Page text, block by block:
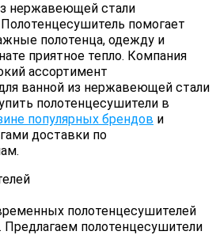
нержавеющей стали
помогает
полотенца, одежду и
приятное тепло. Компания
ассортимент
ванной из нержавеющей стали
полотенцесушители в
популярных брендов и
доставки по
полотенцесушителей
Предлагаем полотенцесушители